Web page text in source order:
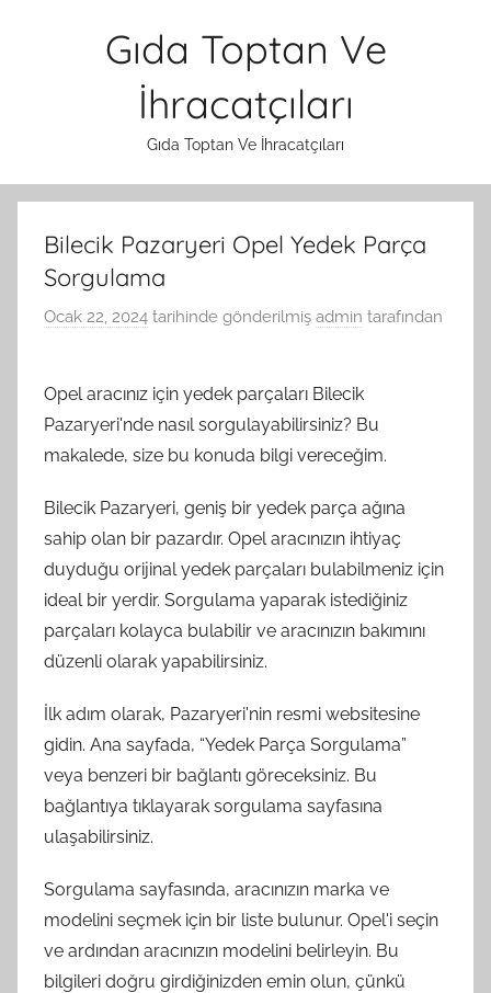
Gıda Toptan Ve
İhracatçıları
Gıda Toptan Ve İhracatçıları
Bilecik Pazaryeri Opel Yedek Parça
Sorgulama
Ocak 22, 2024 tarihinde gönderilmiş admin tarafından
Opel aracınız için yedek parçaları Bilecik
Pazaryeri'nde nasıl sorgulayabilirsiniz? Bu
makalede, size bu konuda bilgi vereceğim.
Bilecik Pazaryeri, geniş bir yedek parça ağına
sahip olan bir pazardır. Opel aracınızın ihtiyaç
duyduğu orijinal yedek parçaları bulabilmeniz için
ideal bir yerdir. Sorgulama yaparak istediğiniz
parçaları kolayca bulabilir ve aracınızın bakımını
düzenli olarak yapabilirsiniz.
İlk adım olarak, Pazaryeri'nin resmi websitesine
gidin. Ana sayfada, “Yedek Parça Sorgulama”
veya benzeri bir bağlantı göreceksiniz. Bu
bağlantıya tıklayarak sorgulama sayfasına
ulaşabilirsiniz.
Sorgulama sayfasında, aracınızın marka ve
modelini seçmek için bir liste bulunur. Opel'i seçin
ve ardından aracınızın modelini belirleyin. Bu
bilgileri doğru girdiğinizden emin olun, çünkü